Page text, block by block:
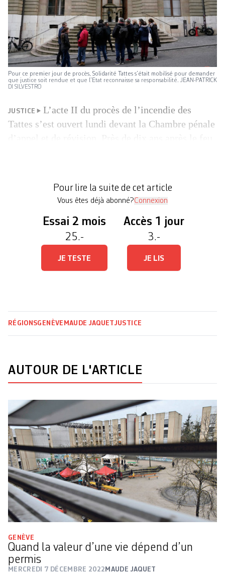
Pour ce premier jour de procès, Solidarité Tattes s’était mobilisé pour demander
que justice soit rendue et que l’Etat reconnaisse sa responsabilité. JEAN-PATRICK
DI SILVESTRO
JUSTICE
L’acte II du procès de l’incendie des
Tattes s’est ouvert lundi devant la Chambre pénale
ont fait le déplacement, […]
Pour lire la suite de cet article
Vous êtes déjà abonné?Connexion
Essai 2 mois
25.-
JE TESTE
Accès 1 jour
3.-
JE LIS
RÉGIONSGENÈVE MAUDE JAQUETJUSTICE
AUTOUR DE L'ARTICLE
GENÈVE
Quand la valeur d’une vie dépend d’un
permis
MERCREDI 7 DÉCEMBRE 2022 MAUDE JAQUET